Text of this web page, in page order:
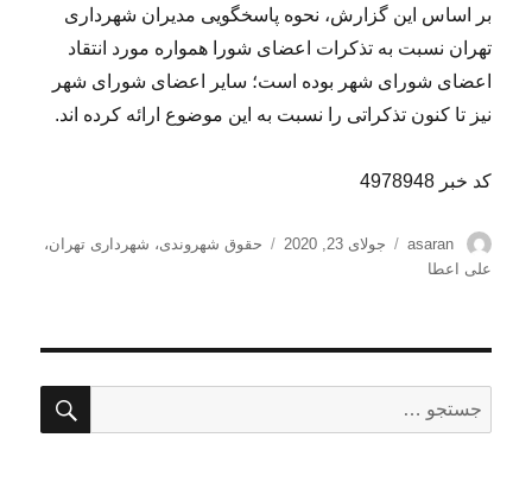
بر اساس این گزارش، نحوه پاسخگویی مدیران شهرداری
تهران نسبت به تذکرات اعضای شورا همواره مورد انتقاد
اعضای شورای شهر بوده است؛ سایر اعضای شورای شهر
نیز تا کنون تذکراتی را نسبت به این موضوع ارائه کرده اند.
کد خبر 4978948
نویسنده
asaran
ارسال
جولای 23, 2020 برچسب‌ها
حقوق شهروندی، شهرداری تهران،
علی اعطا
برای: